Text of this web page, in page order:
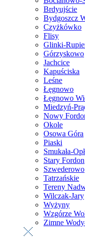
Brdyujście
Bydgoszcz
Czyżkówko
Flisy
Glinki-
Górzyskowo
Jachcice
Kapuściska
Leśne
Łęgnowo
Łęgnowo
Miedzyń-
Nowy
Okole
Osowa Góra
Piaski
Smukała-
Stary Fordon
Szwederowo
Tatrzańskie
Tereny
Wilczak-Jary
Wyżyny
Wzgórze
Zimne